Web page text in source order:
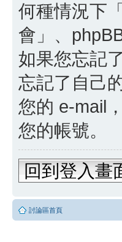
何種情況下
會」、
如果您忘記
忘記了自己
您的 e-mail
您的帳號。
回到登入畫
討論區首頁